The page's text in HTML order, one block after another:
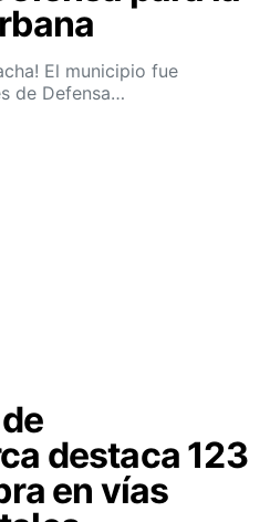
El municipio fue
de Defensa…
destaca 123
en vías